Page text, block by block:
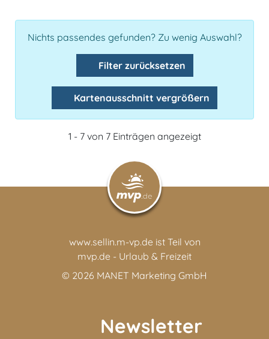
Nichts passendes gefunden? Zu wenig Auswahl?
Filter zurücksetzen
Kartenausschnitt vergrößern
1 - 7 von 7 Einträgen angezeigt
www.sellin.m-vp.de ist Teil von
mvp.de - Urlaub & Freizeit
© 2026 MANET Marketing GmbH
Newsletter